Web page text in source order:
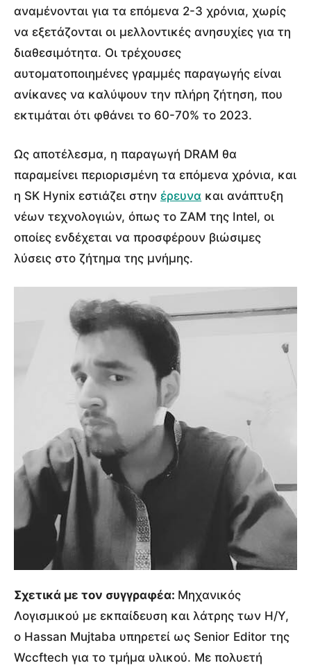
αναμένονται για τα επόμενα 2-3 χρόνια, χωρίς
να εξετάζονται οι μελλοντικές ανησυχίες για τη
διαθεσιμότητα. Οι τρέχουσες
αυτοματοποιημένες γραμμές παραγωγής είναι
ανίκανες να καλύψουν την πλήρη ζήτηση, που
εκτιμάται ότι φθάνει το 60-70% το 2023.
Ως αποτέλεσμα, η παραγωγή DRAM θα
παραμείνει περιορισμένη τα επόμενα χρόνια, και
η SK Hynix εστιάζει στην έρευνα και ανάπτυξη
νέων τεχνολογιών, όπως το ZAM της Intel, οι
οποίες ενδέχεται να προσφέρουν βιώσιμες
λύσεις στο ζήτημα της μνήμης.
Σχετικά με τον συγγραφέα: Μηχανικός
Λογισμικού με εκπαίδευση και λάτρης των Η/Υ,
ο Hassan Mujtaba υπηρετεί ως Senior Editor της
Wccftech για το τμήμα υλικού. Με πολυετή